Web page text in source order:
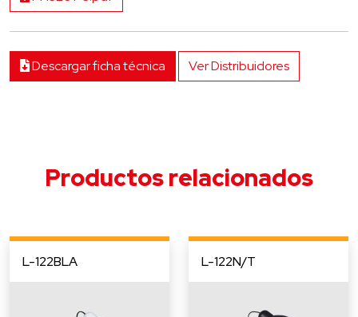
Descargar ficha técnica Ver Distribuidores
Productos relacionados
L-122BLA L-122N/T